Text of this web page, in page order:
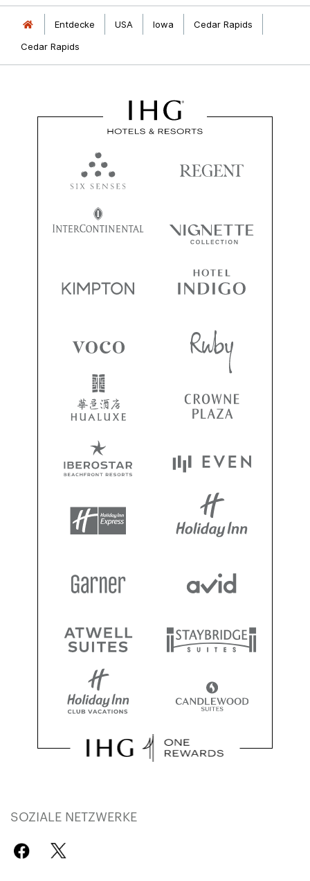
Entdecke USA Iowa
Cedar Rapids
Cedar Rapids
SOZIALE NETZWERKE